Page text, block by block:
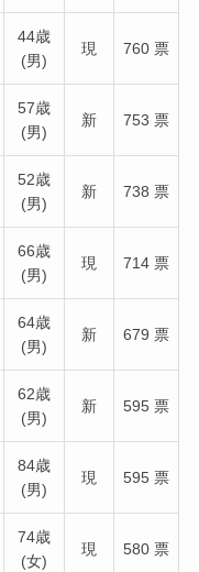
44歳
(男)
現 760 票
57歳
(男)
新 753 票
52歳
(男)
新 738 票
66歳
(男)
現 714 票
64歳
(男)
新 679 票
62歳
(男)
新 595 票
84歳
(男)
現 595 票
74歳
(女)
現 580 票